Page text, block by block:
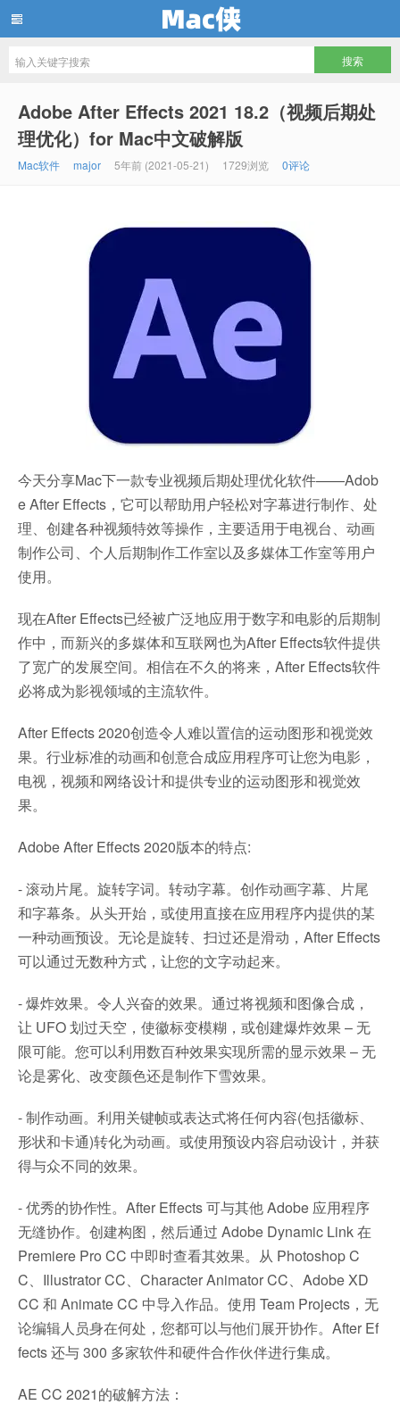
Adobe After Effects 2021 18.2（视频后期处
理优化）for Mac中文破解版
Mac软件 major 5年前 (2021-05-21) 1729浏览 0评论
今天分享Mac下一款专业视频后期处理优化软件——Adob
e After Effects，它可以帮助用户轻松对字幕进行制作、处
理、创建各种视频特效等操作，主要适用于电视台、动画
制作公司、个人后期制作工作室以及多媒体工作室等用户
使用。
现在After Effects已经被广泛地应用于数字和电影的后期制
作中，而新兴的多媒体和互联网也为After Effects软件提供
了宽广的发展空间。相信在不久的将来，After Effects软件
必将成为影视领域的主流软件。
After Effects 2020创造令人难以置信的运动图形和视觉效
果。行业标准的动画和创意合成应用程序可让您为电影，
电视，视频和网络设计和提供专业的运动图形和视觉效
果。
Adobe After Effects 2020版本的特点:
- 滚动片尾。旋转字词。转动字幕。创作动画字幕、片尾
和字幕条。从头开始，或使用直接在应用程序内提供的某
一种动画预设。无论是旋转、扫过还是滑动，After Effects
可以通过无数种方式，让您的文字动起来。
- 爆炸效果。令人兴奋的效果。通过将视频和图像合成，
让 UFO 划过天空，使徽标变模糊，或创建爆炸效果 – 无
限可能。您可以利用数百种效果实现所需的显示效果 – 无
论是雾化、改变颜色还是制作下雪效果。
- 制作动画。利用关键帧或表达式将任何内容(包括徽标、
形状和卡通)转化为动画。或使用预设内容启动设计，并获
得与众不同的效果。
- 优秀的协作性。After Effects 可与其他 Adobe 应用程序
无缝协作。创建构图，然后通过 Adobe Dynamic Link 在
Premiere Pro CC 中即时查看其效果。从 Photoshop C
C、Illustrator CC、Character Animator CC、Adobe XD
CC 和 Animate CC 中导入作品。使用 Team Projects，无
论编辑人员身在何处，您都可以与他们展开协作。After Ef
fects 还与 300 多家软件和硬件合作伙伴进行集成。
AE CC 2021的破解方法：